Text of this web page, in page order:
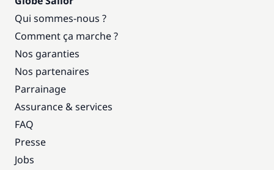
Qui sommes-nous ?
Comment ça marche ?
Nos garanties
Nos partenaires
Parrainage
Assurance & services
FAQ
Presse
Jobs